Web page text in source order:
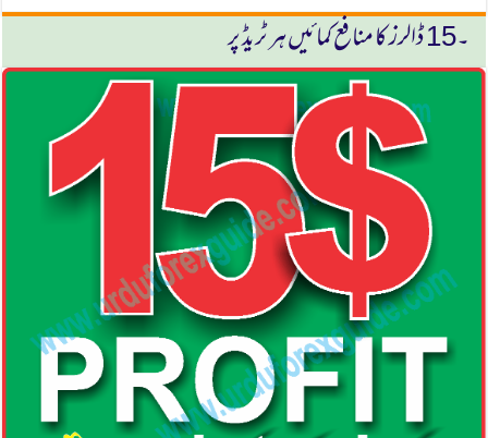
۔15 ڈالرز كا منافع كمائیں ہر ٹریڈ پر